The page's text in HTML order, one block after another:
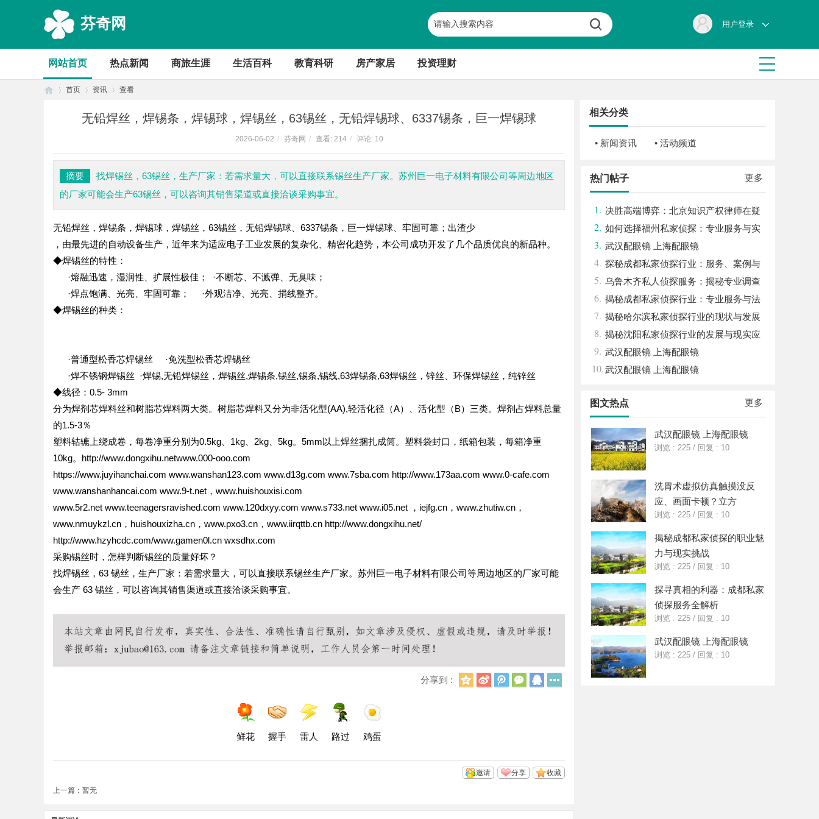
芬奇网 用户登录
网站首页 热点新闻 商旅生涯 生活百科 教育科研 房产家居 投资理财
首页 资讯 查看
无铅焊丝，焊锡条，焊锡球，焊锡丝，63锡丝，无铅焊锡球、6337锡条，巨一焊锡球
2026-06-02 / 芬奇网 / 查看: 214 / 评论: 10
摘要
找焊锡丝，63锡丝，生产厂家：若需求量大，可以直接联系锡丝生产厂家。苏州巨一电子材料有限公司等周边地区
的厂家可能会生产63锡丝，可以咨询其销售渠道或直接洽谈采购事宜。
无铅焊丝，焊锡条，焊锡球，焊锡丝，63锡丝，无铅焊锡球、6337锡条，巨一焊锡球、牢固可靠；出渣少
，由最先进的自动设备生产，近年来为适应电子工业发展的复杂化、精密化趋势，本公司成功开发了几个品质优良的新品种。
◆焊锡丝的特性：
·熔融迅速，湿润性、扩展性极佳； ·不断芯、不溅弹、无臭味；
·焊点饱满、光亮、牢固可靠； ·外观洁净、光亮、捐线整齐。
◆焊锡丝的种类：
·普通型松香芯焊锡丝 ·免洗型松香芯焊锡丝
·焊不锈钢焊锡丝 ·焊锡,无铅焊锡丝，焊锡丝,焊锡条,锡丝,锡条,锡线,63焊锡条,63焊锡丝，锌丝、环保焊锡丝，纯锌丝
◆线径：0.5- 3mm
分为焊剂芯焊料丝和树脂芯焊料两大类。树脂芯焊料又分为非活化型(AA),轻活化径（A）、活化型（B）三类。焊剂占焊料总量
的1.5-3％
塑料轱辘上绕成卷，每卷净重分别为0.5kg、1kg、2kg、5kg。5mm以上焊丝捆扎成筒。塑料袋封口，纸箱包装，每箱净重
10kg。http://www.dongxihu.netwww.000-ooo.com
https://www.juyihanchai.com www.wanshan123.com www.d13g.com www.7sba.com http://www.173aa.com www.0-cafe.com
www.wanshanhancai.com www.9-t.net，www.huishouxisi.com
www.5r2.net www.teenagersravished.com www.120dxyy.com www.s733.net www.i05.net ，iejfg.cn，www.zhutiw.cn，
www.nmuykzl.cn，huishouxizha.cn，www.pxo3.cn，www.iirqttb.cn http://www.dongxihu.net/
http://www.hzyhcdc.com/www.gamen0l.cn wxsdhx.com
采购锡丝时，怎样判断锡丝的质量好坏？
找焊锡丝，63 锡丝，生产厂家：若需求量大，可以直接联系锡丝生产厂家。苏州巨一电子材料有限公司等周边地区的厂家可能
会生产 63 锡丝，可以咨询其销售渠道或直接洽谈采购事宜。
分享到 :
Q
新
浪
腾
讯
微
信
Q
鲜花 握手 雷人 路过 鸡蛋
收藏
分享
邀请
上一篇：暂无
相关分类
• 新闻资讯 • 活动频道
更多
热门帖子
1. 决胜高端博弈：北京知识产权律师在疑
难复杂案件中的破局之道
2. 如何选择福州私家侦探：专业服务与实
用指南详解
3. 武汉配眼镜 上海配眼镜
4. 探秘成都私家侦探行业：服务、案例与
市场现状全面解析
5. 乌鲁木齐私人侦探服务：揭秘专业调查
背后的故事与应用
6. 揭秘成都私家侦探行业：专业服务与法
律边界解析
7. 揭秘哈尔滨私家侦探行业的现状与发展
趋势
8. 揭秘沈阳私家侦探行业的发展与现实应
用
9. 武汉配眼镜 上海配眼镜
10.武汉配眼镜 上海配眼镜
更多
图文热点
武汉配眼镜 上海配眼镜
浏览 : 225 / 回复 : 10
洗胃术虚拟仿真触摸没反
应、画面卡顿？立方
浏览 : 225 / 回复 : 10
揭秘成都私家侦探的职业魅
力与现实挑战
浏览 : 225 / 回复 : 10
探寻真相的利器：成都私家
侦探服务全解析
浏览 : 225 / 回复 : 10
武汉配眼镜 上海配眼镜
浏览 : 225 / 回复 : 10